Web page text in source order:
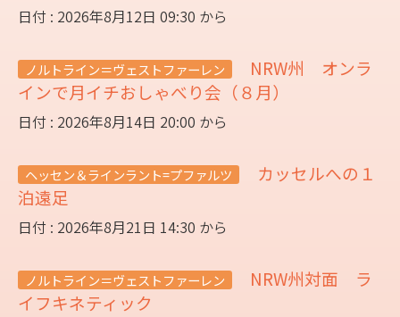
日付 : 2026年8月12日 09:30 から
ノルトライン＝ヴェストファーレン
NRW州 オンラ
インで月イチおしゃべり会（８月）
日付 : 2026年8月14日 20:00 から
ヘッセン＆ラインラント=プファルツ
カッセルへの１
泊遠足
日付 : 2026年8月21日 14:30 から
ノルトライン＝ヴェストファーレン
NRW州対面 ラ
イフキネティック